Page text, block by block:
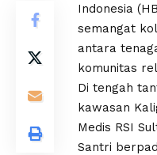
Indonesia
semangat
antara
komunitas
Di tengah
kawasan
Medis RSI
Santri